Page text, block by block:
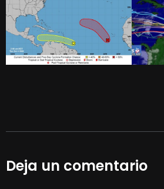
Deja un comentario